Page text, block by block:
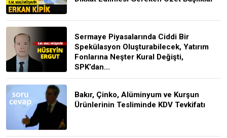
Sermaye Piyasalarında Ciddi Bir
Spekülasyon Oluşturabilecek, Yatırım
Fonlarına Neşter Kural Değişti,
SPK’dan...
Bakır, Çinko, Alüminyum ve Kurşun
Ürünlerinin Tesliminde KDV Tevkifatı